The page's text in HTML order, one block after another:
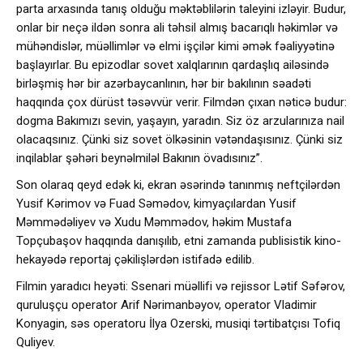
parta arxasında tanış olduğu məktəblilərin taleyini izləyir. Budur,
onlar bir neçə ildən sonra ali təhsil almış bacarıqlı həkimlər və
mühəndislər, müəllimlər və elmi işçilər kimi əmək fəaliyyətinə
başlayırlar. Bu epizodlar sovet xalqlarının qardaşlıq ailəsində
birləşmiş hər bir azərbaycanlının, hər bir bakılının səadəti
haqqında çox dürüst təsəvvür verir. Filmdən çıxan nəticə budur:
dogma Bakımızı sevin, yaşayın, yaradın. Siz öz arzularınıza nail
olacaqsınız. Çünki siz sovet ölkəsinin vətəndaşısınız. Çünki siz
inqilablar şəhəri beynəlmiləl Bakının övadısınız”.
Son olaraq qeyd edək ki, ekran əsərində tanınmış neftçilərdən
Yusif Kərimov və Fuad Səmədov, kimyaçılardan Yusif
Məmmədəliyev və Xudu Məmmədov, həkim Mustafa
Topçubaşov haqqında danışılıb, etni zamanda publisistik kino-
hekayədə reportaj çəkilişlərdən istifadə edilib.
Filmin yaradıcı heyəti: Ssenari müəllifi və rejissor Lətif Səfərov,
quruluşçu operator Arif Nərimanbəyov, operator Vladimir
Konyagin, səs operatoru İlya Ozerski, musiqi tərtibatçısı Tofiq
Quliyev.